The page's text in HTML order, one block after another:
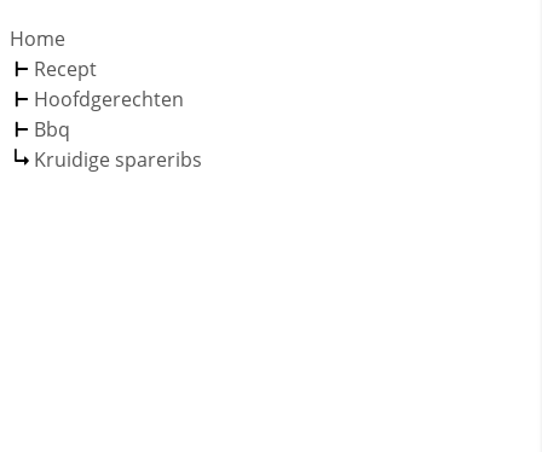
Home
Recept
Hoofdgerechten
Bbq
Kruidige spareribs